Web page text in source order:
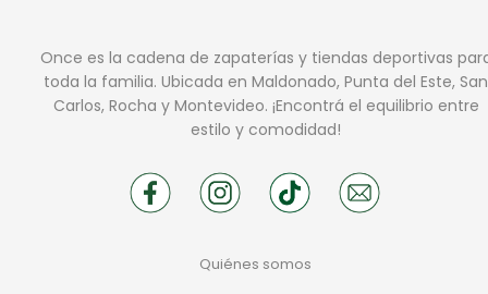
Once es la cadena de zapaterías y tiendas deportivas
toda la familia. Ubicada en Maldonado, Punta del Este, San
Carlos, Rocha y Montevideo. ¡Encontrá el equilibrio entre
estilo y comodidad!
Quiénes somos